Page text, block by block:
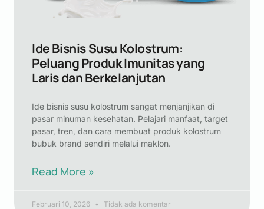
Ide Bisnis Susu Kolostrum:
Peluang Produk Imunitas yang
Laris dan Berkelanjutan
Ide bisnis susu kolostrum sangat menjanjikan di
pasar minuman kesehatan. Pelajari manfaat, target
pasar, tren, dan cara membuat produk kolostrum
bubuk brand sendiri melalui maklon.
Read More »
Februari 10, 2026 Tidak ada komentar